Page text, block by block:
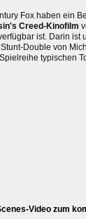
Fox haben ein
Creed-Kinofilm
ist. Darin ist
Double von
typischen
Video zum